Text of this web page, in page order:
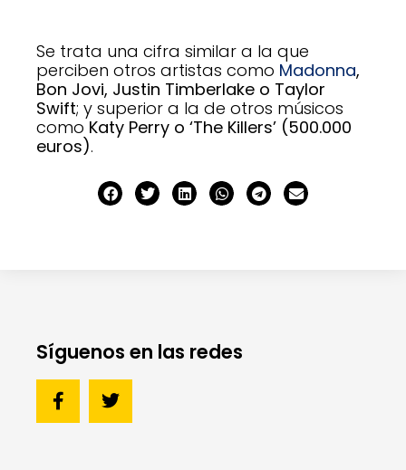
Se trata una cifra similar a la que
perciben otros artistas como Madonna,
Bon Jovi, Justin Timberlake o Taylor
Swift; y superior a la de otros músicos
como Katy Perry o ‘The Killers’ (500.000
euros).
Síguenos en las redes